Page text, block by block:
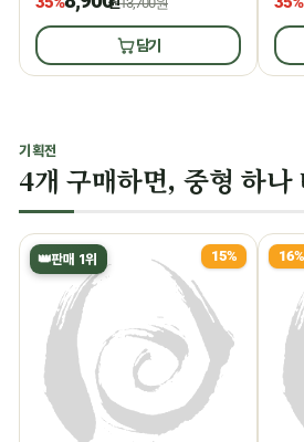
담기
기획전
4개 구매하면, 중형 하나
👑판매 1위 15% 16%